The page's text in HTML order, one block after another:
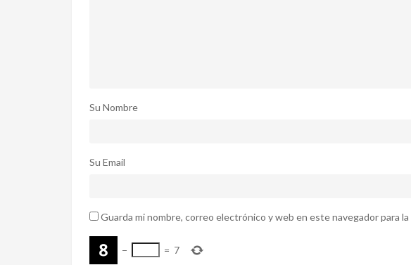
Su Nombre
Su Email
Guarda mi nombre, correo electrónico y web en este navegador para
− = 7